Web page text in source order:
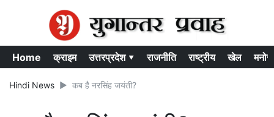
Home क्राइम उत्तरप्रदेश ▾ राजनीति राष्ट्रीय खेल
Hindi News कब है नरसिंह जयंती?